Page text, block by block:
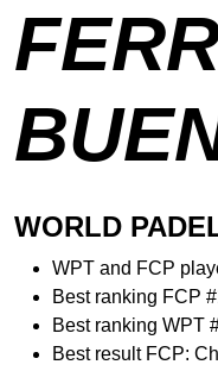
WORLD
WPT and FCP
Best ranking FCP
Best ranking WPT
Best result FCP: